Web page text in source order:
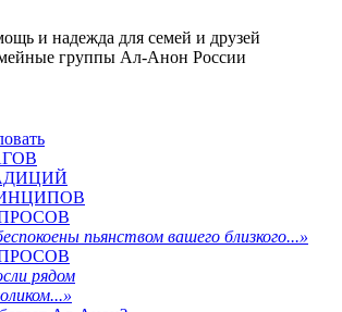
и надежда для семей и друзей
группы Ал-Анон России
пьянством вашего близкого...»
рядом